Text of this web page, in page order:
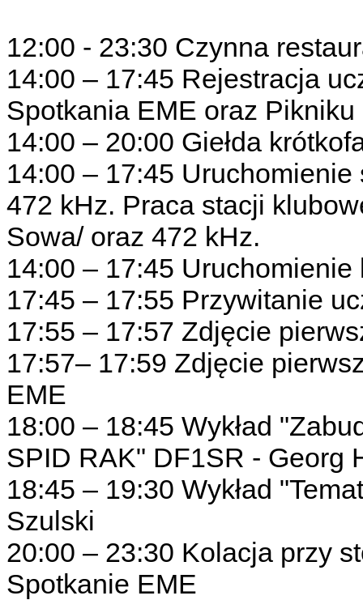
12:00 - 23:30 Czynna
14:00 – 17:45 Rejestracja
Spotkania EME oraz Pikniku
14:00 – 20:00 Giełda
14:00 – 17:45
472 kHz. Praca stacji
Sowa/ oraz 472 kHz.
14:00 – 17:45
17:45 – 17:55 Przywitanie
17:55 – 17:57 Zdjęcie
17:57– 17:59 Zdjęcie
EME
18:00 – 18:45 Wykład
SPID RAK" DF1SR - Georg
18:45 – 19:30 Wykład
Szulski
20:00 – 23:30 Kolacja przy
Spotkanie EME